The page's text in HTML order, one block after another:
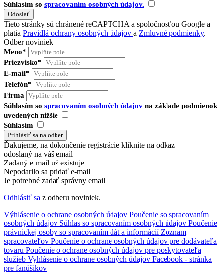
Súhlasím so spracovaním osobných údajov.
Tieto stránky sú chránené reCAPTCHA a spoločnosťou Google a
platia Pravidlá ochrany osobných údajov a Zmluvné podmienky.
Odber noviniek
Meno*
Priezvisko*
E-mail*
Telefón*
Firma
Súhlasím so spracovaním osobných údajov na základe podmienok
uvedených nižšie
Súhlasím
Ďakujeme, na dokončenie registrácie kliknite na odkaz
odoslaný na váš email
Zadaný e-mail už existuje
Nepodarilo sa pridať e-mail
Je potrebné zadať správny email
Odhlásiť sa z odberu noviniek.
Výhlásenie o ochrane osobných údajov Poučenie so spracovaním
osobných údajov Súhlas so spracovaním osobných údajov Poučenie
právnickej osoby so spracovaním dát a informácií Zoznam
spracovateľov Poučenie o ochrane osobných údajov pre dodávateľa
tovaru Poučenie o ochrane osobných údajov pre poskytovateľa
služieb Vyhlásenie o ochrane osobných údajov Facebook - stránka
pre fanúšikov